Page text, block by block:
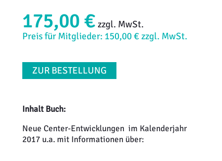
175,00 € zzgl. MwSt.
Preis für Mitglieder: 150,00 € zzgl. MwSt.
ZUR BESTELLUNG
Inhalt Buch:
Neue Center-Entwicklungen im Kalenderjahr
2017 u.a. mit Informationen über: